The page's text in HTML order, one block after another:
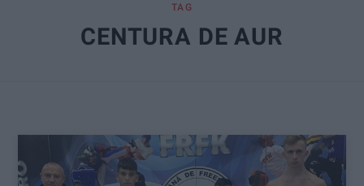
o
TAG
CENTURA DE AUR